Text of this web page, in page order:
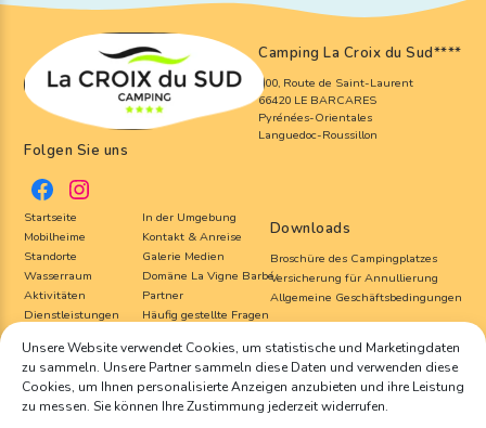
Unsere Website verwendet Cookies, um statistische und Marketingdaten
zu sammeln. Unsere Partner sammeln diese Daten und verwenden diese
Cookies, um Ihnen personalisierte Anzeigen anzubieten und ihre Leistung
zu messen. Sie können Ihre Zustimmung jederzeit widerrufen.
Folgen Sie uns
Camping La Croix du Sud****
800, Route de Saint-Laurent
66420 LE BARCARES
Pyrénées-Orientales
Languedoc-Roussillon
Startseite
Mobilheime
Standorte
Wasserraum
Aktivitäten
Dienstleistungen
In der Umgebung
Kontakt & Anreise
Galerie Medien
Domäne La Vigne Barbé
Partner
Häufig gestellte Fragen
Downloads
Broschüre des Campingplatzes
Versicherung für Annullierung
Allgemeine Geschäftsbedingungen
©Copyright 2022Camping La Croix du Sud| Tous droits réservés – Reproduction
interdite | Réalisation :Francecom , Agence digitale
Rechtliche Hinweise Cookie-Richtlinie (EU)